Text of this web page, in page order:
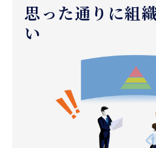
思った通りに組
い